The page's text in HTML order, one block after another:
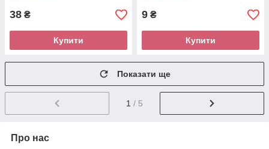
38 ₴
Купити
9 ₴
Купити
Показати ще
1 / 5
Про нас